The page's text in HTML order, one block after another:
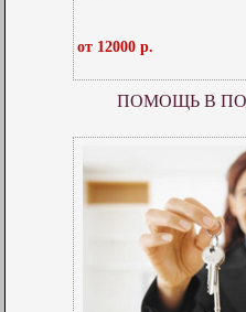
от 12000 р.
ПОМОЩЬ В